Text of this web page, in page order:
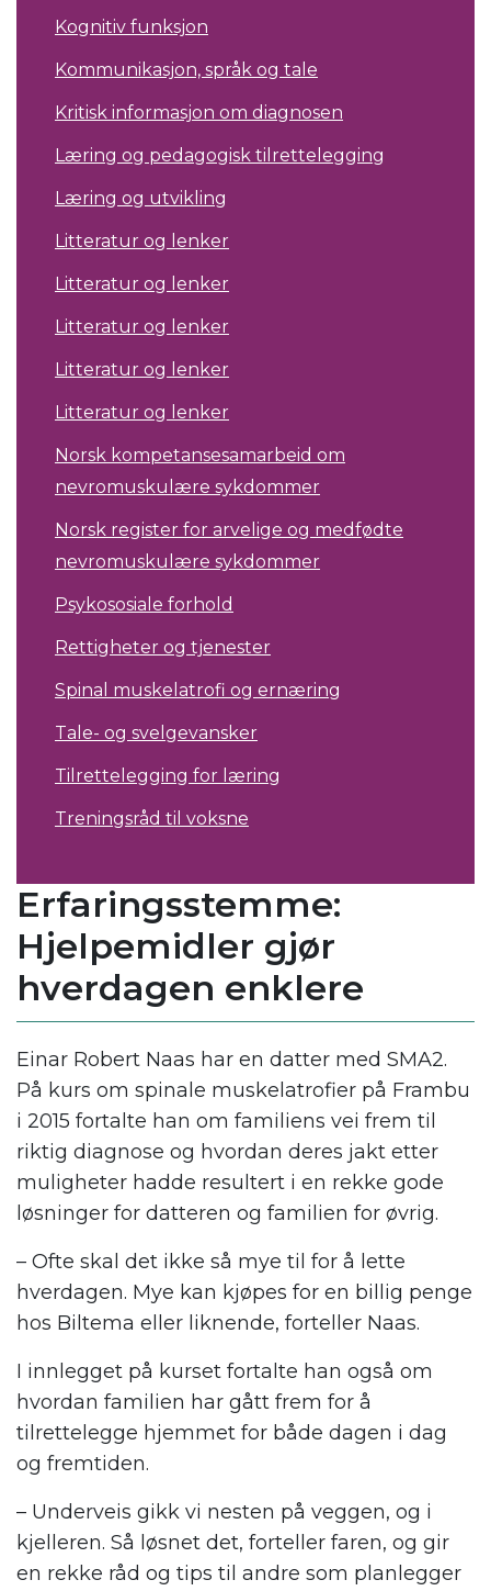
Kognitiv funksjon
Kommunikasjon, språk og tale
Kritisk informasjon om diagnosen
Læring og pedagogisk tilrettelegging
Læring og utvikling
Litteratur og lenker
Litteratur og lenker
Litteratur og lenker
Litteratur og lenker
Litteratur og lenker
Norsk kompetansesamarbeid om
nevromuskulære sykdommer
Norsk register for arvelige og medfødte
nevromuskulære sykdommer
Psykososiale forhold
Rettigheter og tjenester
Spinal muskelatrofi og ernæring
Tale- og svelgevansker
Tilrettelegging for læring
Treningsråd til voksne
Erfaringsstemme:
Hjelpemidler gjør
hverdagen enklere
Einar Robert Naas har en datter med SMA2.
På kurs om spinale muskelatrofier på Frambu
i 2015 fortalte han om familiens vei frem til
riktig diagnose og hvordan deres jakt etter
muligheter hadde resultert i en rekke gode
løsninger for datteren og familien for øvrig.
– Ofte skal det ikke så mye til for å lette
hverdagen. Mye kan kjøpes for en billig penge
hos Biltema eller liknende, forteller Naas.
I innlegget på kurset fortalte han også om
hvordan familien har gått frem for å
tilrettelegge hjemmet for både dagen i dag
og fremtiden.
– Underveis gikk vi nesten på veggen, og i
kjelleren. Så løsnet det, forteller faren, og gir
en rekke råd og tips til andre som planlegger